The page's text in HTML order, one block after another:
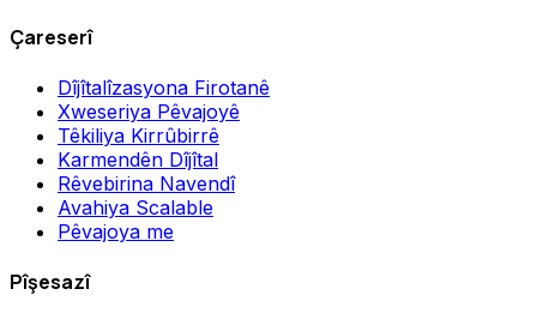
Çareserî
Dîjîtalîzasyona Firotanê
Xweseriya Pêvajoyê
Têkiliya Kirrûbirrê
Karmendên Dîjîtal
Rêvebirina Navendî
Avahiya Scalable
Pêvajoya me
Pîşesazî